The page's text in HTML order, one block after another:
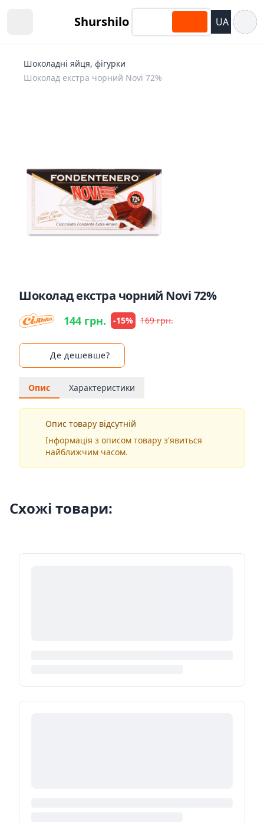
Shurshilo UA
Шоколадні яйця, фігурки
Шоколад екстра чорний Novi 72%
Шоколад екстра чорний Novi 72%
144 грн. -15% 169 грн.
Де дешевше?
Опис Характеристики
Опис товару відсутній
Інформація з описом товару з'явиться
найближчим часом.
Схожі товари: